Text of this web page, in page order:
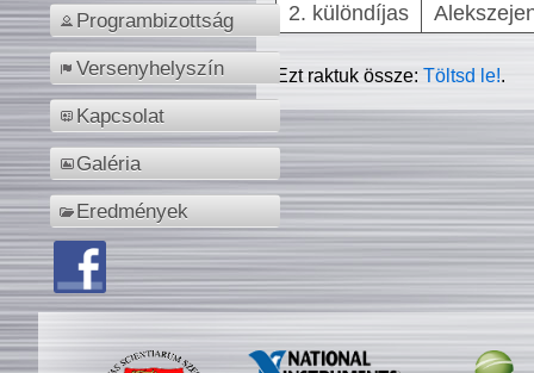
Programbizottság
Versenyhelyszín
Kapcsolat
Galéria
Eredmények
2. különdíjas
Ezt raktuk össze:Töltsd le!.